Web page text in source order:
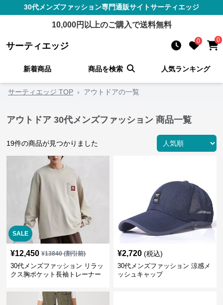
30代メンズファッション専門通販サイトサーティエッジ
10,000円以上のご購入で送料無料
サーティエッジ 0 0
新着商品 商品を検索 人気ランキング
サーティエッジ TOP › アウトドアの一覧
アウトドア 30代メンズファッション 商品一覧
19件の商品が見つかりました
SALE
¥12,450 ¥13840(割引前)
30代メンズファッション リラッ
クス胸ポケット長袖トレーナー
¥2,720 (税込)
30代メンズファッション 涼感メ
ッシュキャップ